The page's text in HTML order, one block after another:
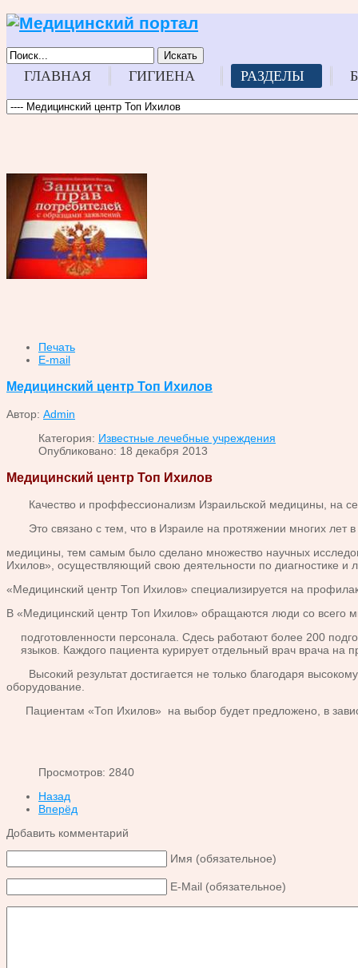
Искать
ГЛАВНАЯ ГИГИЕНА РАЗДЕЛЫ
Печать
E-mail
Медицинский центр Топ Ихилов
Автор: Admin
Категория: Известные лечебные учреждения
Опубликовано: 18 декабря 2013
Медицинский центр Топ Ихилов
Качество и проффессионализм Израильской медицины, на
Это связано с тем, что в Израиле на протяжении многих лет
медицины, тем самым было сделано множество научных
Ихилов», осуществляющий свою деятельности по диагностике и
«Медицинский центр Топ Ихилов» специализируется на
В «Медицинский центр Топ Ихилов» обращаются люди со всего
подготовленности персонала. Сдесь работают более 200
языков. Каждого пациента курирует отдельный врач врача
Высокий результат достигается не только благодаря
оборудование.
Пациентам «Топ Ихилов» на выбор будет предложено, в
Просмотров: 2840
Назад
Вперёд
Добавить комментарий
Имя (обязательное)
E-Mail (обязательное)